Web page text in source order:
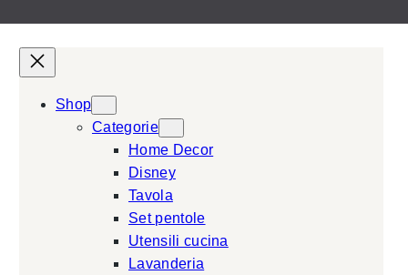
Shop
Categorie
Home Decor
Disney
Tavola
Set pentole
Utensili cucina
Lavanderia